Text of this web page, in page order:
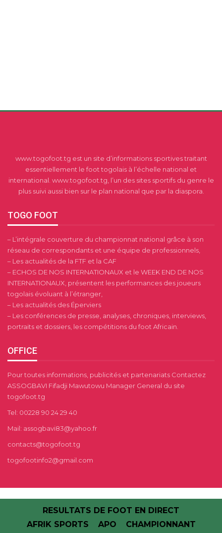
www.togofoot.tg est un site d’informations sportives traitant
essentiellement le foot togolais à l’échelle national et
international. www.togofoot.tg, l’un des sites sportifs du genre le
plus suivi aussi bien sur le plan national que par la diaspora.
TOGO FOOT
– L’intégrale couverture du championnat national grâce à son
réseau de correspondants et une équipe de professionnels,
– Les actualités de la FTF et la CAF
– ECHOS DE NOS INTERNATIONAUX et le WEEK END DE NOS
INTERNATIONAUX, présentent les performances des joueurs
togolais évoluant à l’étranger,
– Les actualités des Éperviers
– Les conférences de presse, analyses, chroniques, interviews,
portraits et dossiers, les compétitions du foot Africain.
OFFICE
Pour toutes informations, publicités et partenariats Contactez
ASSOGBAVI Fifadji Mawutowu Manager General du site
togofoot.tg
Tel: 00228 90 24 29 40
Mail: assogbavi83@yahoo.fr
contacts@togofoot.tg
togofootinfo2@gmail.com
RESULTATS DE FOOT EN DIRECT
AFRIK SPORTS
APO CHAMPIONNANT